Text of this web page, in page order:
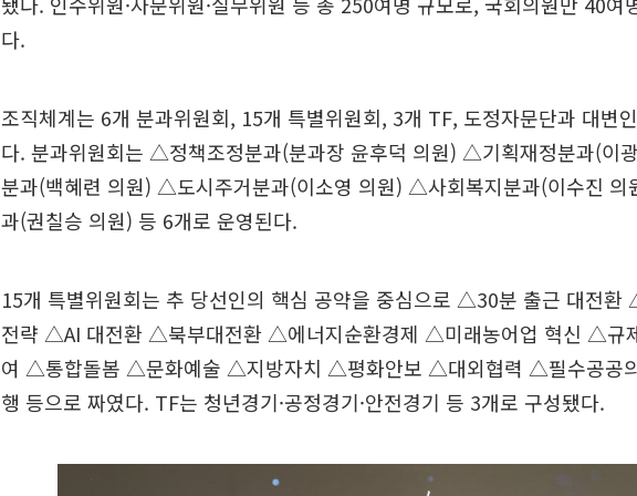
다.
조직체계는 6개 분과위원회, 15개 특별위원회, 3개 TF, 도정자문단과 대변
다. 분과위원회는 △정책조정분과(분과장 윤후덕 의원) △기획재정분과(이
분과(백혜련 의원) △도시주거분과(이소영 의원) △사회복지분과(이수진
과(권칠승 의원) 등 6개로 운영된다.
15개 특별위원회는 추 당선인의 핵심 공약을 중심으로 △30분 출근 대전환
전략 △AI 대전환 △북부대전환 △에너지순환경제 △미래농어업 혁신 △규
여 △통합돌봄 △문화예술 △지방자치 △평화안보 △대외협력 △필수공공
행 등으로 짜였다. TF는 청년경기·공정경기·안전경기 등 3개로 구성됐다.